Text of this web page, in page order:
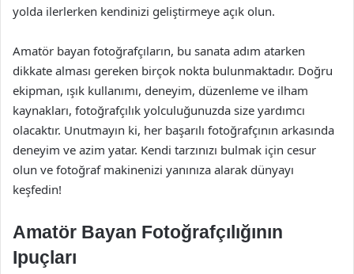
yolda ilerlerken kendinizi geliştirmeye açık olun.
Amatör bayan fotoğrafçıların, bu sanata adım atarken
dikkate alması gereken birçok nokta bulunmaktadır. Doğru
ekipman, ışık kullanımı, deneyim, düzenleme ve ilham
kaynakları, fotoğrafçılık yolculuğunuzda size yardımcı
olacaktır. Unutmayın ki, her başarılı fotoğrafçının arkasında
deneyim ve azim yatar. Kendi tarzınızı bulmak için cesur
olun ve fotoğraf makinenizi yanınıza alarak dünyayı
keşfedin!
Amatör Bayan Fotoğrafçılığının
Ipuçları